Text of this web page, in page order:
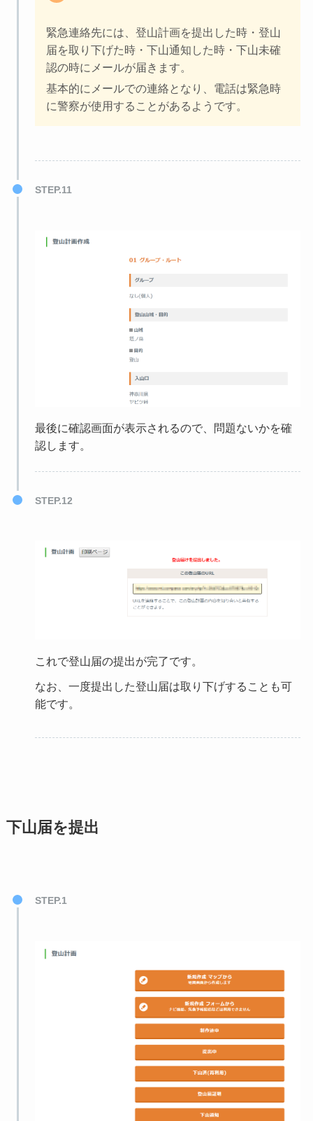
緊急連絡先には、登山計画を提出した時・登山
届を取り下げた時・下山通知した時・下山未確
認の時にメールが届きます。
基本的にメールでの連絡となり、電話は緊急時
に警察が使用することがあるようです。
STEP.11
最後に確認画面が表示されるので、問題ないかを確
認します。
STEP.12
これで登山届の提出が完了です。
なお、一度提出した登山届は取り下げすることも可
能です。
下山届を提出
STEP.1